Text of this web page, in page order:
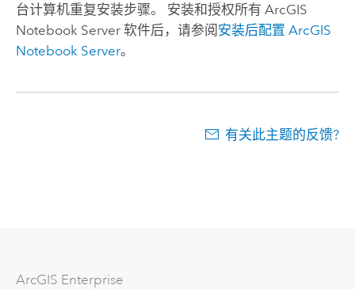
台计算机重复安装步骤。 安装和授权所有 ArcGIS
Notebook Server软件后，请参阅安装后配置 ArcGIS
Notebook Server。
有关此主题的反馈?
ArcGIS Enterprise